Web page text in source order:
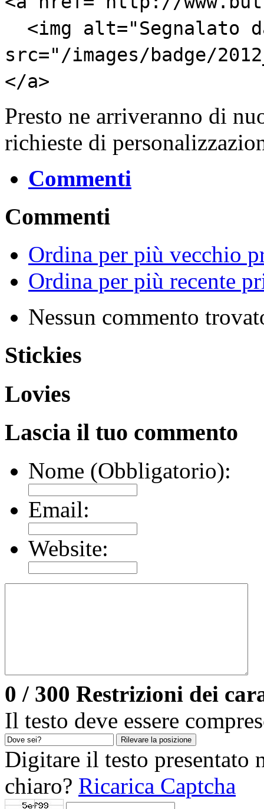
<img alt="Segnalato
src="/images/badge/
</a>
Presto ne arriveranno di
richieste di
Commenti
Commenti
Ordina per più vecchio
Ordina per più recente
Nessun commento
Stickies
Lovies
Lascia il tuo commento
Nome (Obbligatorio):
Email:
Website:
0 / 300 Restrizioni dei
Il testo deve essere
Rilevare la posizione
Digitare il testo presentato
chiaro? Ricarica Captcha